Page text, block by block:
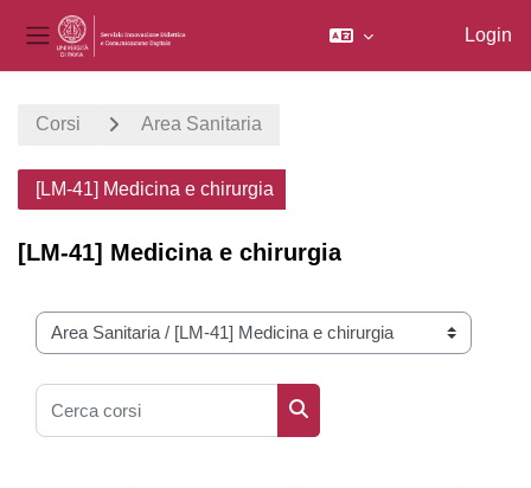
Pannello laterale
Login
Corsi Area Sanitaria
[LM-41] Medicina e chirurgia
[LM-41] Medicina e chirurgia
Categorie di corso
Cerca corsi
Cerca corsi